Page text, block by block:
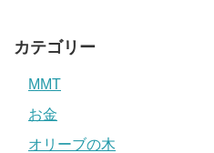
カテゴリー
MMT
お金
オリーブの木